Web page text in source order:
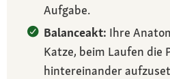
Aufgabe.
Balanceakt: Ihre
Katze, beim Laufen die
hintereinander